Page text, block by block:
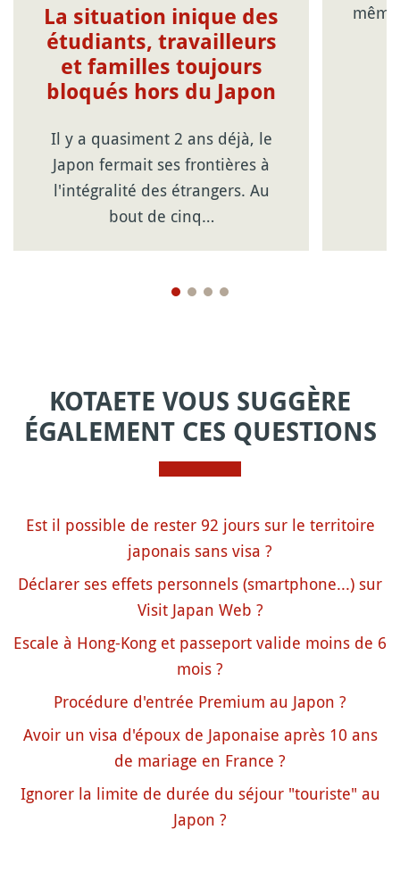
La situation inique des
étudiants, travailleurs
et familles toujours
bloqués hors du Japon
Il y a quasiment 2 ans déjà, le
Japon fermait ses frontières à
l'intégralité des étrangers. Au
bout de cinq…
KOTAETE VOUS SUGGÈRE
ÉGALEMENT CES QUESTIONS
Est il possible de rester 92 jours sur le territoire
japonais sans visa ?
Déclarer ses effets personnels (smartphone...) sur
Visit Japan Web ?
Escale à Hong-Kong et passeport valide moins de 6
mois ?
Procédure d'entrée Premium au Japon ?
Avoir un visa d'époux de Japonaise après 10 ans
de mariage en France ?
Ignorer la limite de durée du séjour "touriste" au
Japon ?